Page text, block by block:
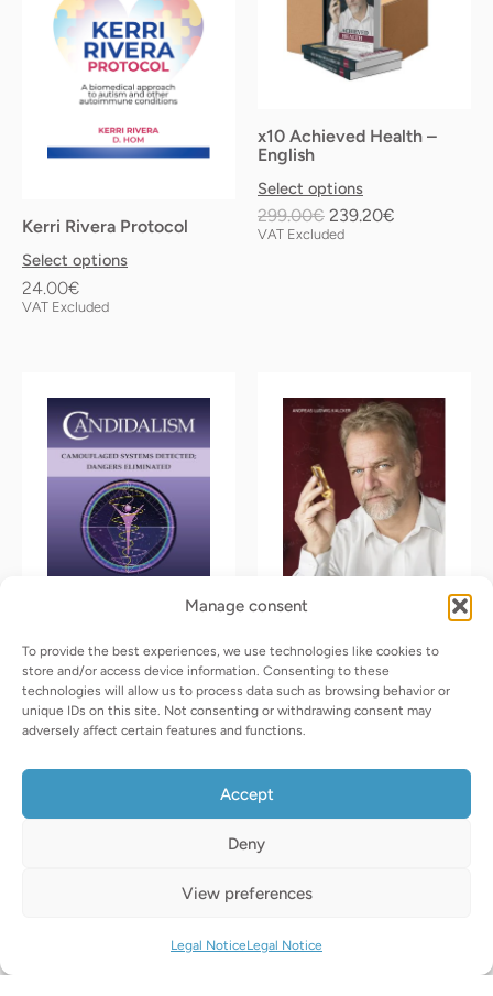
Manage consent
To provide the best experiences, we use technologies like cookies to
store and/or access device information. Consenting to these
technologies will allow us to process data such as browsing behavior or
unique IDs on this site. Not consenting or withdrawing consent may
adversely affect certain features and functions.
Accept
Deny
View preferences
Legal NoticeLegal Notice
Kerri Rivera Protocol
24.00€
VAT Excluded
Select options
variants.
options
the
product
page
x10 Achieved Health –
English
299.00€ 239.20€
VAT Excluded
Select options
Candidalism –
Camouflaged systems
detected; dangers
eliminated
VAT Excluded
Select options
product
has
multiple
variants.
chosen
on
the
product
page
Forbidden Health
“Incurable was yesterday”
11.90€ – 24.00€
range:
11.90€
through
24.00€
VAT Excluded
product
multiple
variants.
The
options
chosen
on
the
product
page
C/Princesa 31 2º-3. Madrid 28008